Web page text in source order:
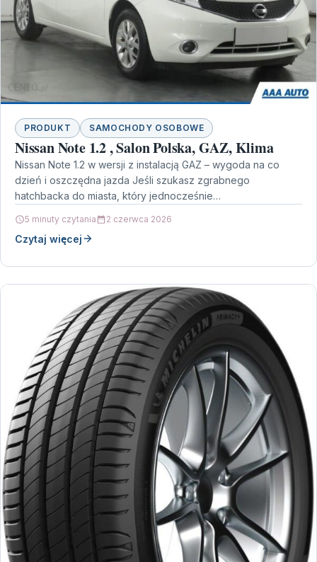
PRODUKT SAMOCHODY OSOBOWE
Nissan Note 1.2 , Salon Polska, GAZ, Klima
Nissan Note 1.2 w wersji z instalacją GAZ – wygoda na co
dzień i oszczędna jazda Jeśli szukasz zgrabnego
hatchbacka do miasta, który jednocześnie…
5 minuty czytania 2 czerwca 2026
Czytaj więcej